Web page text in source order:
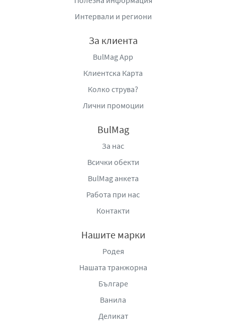
емблематична рецепта, която съчетава традиционни
корейски вкусове с модерна инстантна технология.
кулинарно изживяване, достъпно за приготвяне само
Като цяло Шин рамен е повече от обикновена
преживяване, което съчетава пикантност, аромат и
удобство в едно. Подходящ е за всички, които търсят
наситен, затоплящ и запомнящ се вкус, характерен за
Берьозка Трейдинг ЕООД, село Бенковски,
www.berezka.bg
Интервали и региони
За клиента
BulMag App
Клиентска Карта
Колко струва?
Лични промоции
BulMag
За нас
Всички обекти
BulMag анкета
Работа при нас
Контакти
Нашите марки
Родея
Нашата транжорна
Българе
Ванила
Деликат